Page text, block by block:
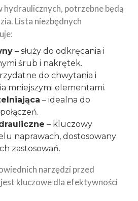
hydraulicznych, potrzebne będą
Lista niezbędnych
– służy do odkręcania i
śrub i nakrętek.
do chwytania i
mniejszymi elementami.
– idealna do
– kluczowy
naprawach, dostosowany
zastosowań.
narzędzi przed
kluczowe dla efektywności